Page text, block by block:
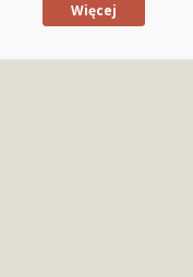
Więcej